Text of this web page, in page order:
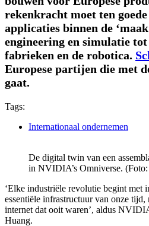
rekenkracht moet ten
applicaties binnen de
engineering en simulatie
fabrieken en de robotica.
Europese partijen die met
gaat.
Tags:
Internationaal ondernemen
De digital twin van een
in NVIDIA’s Omniverse.
‘Elke industriële revolutie begint met
essentiële infrastructuur van onze tijd,
internet dat ooit waren’, aldus
Huang.